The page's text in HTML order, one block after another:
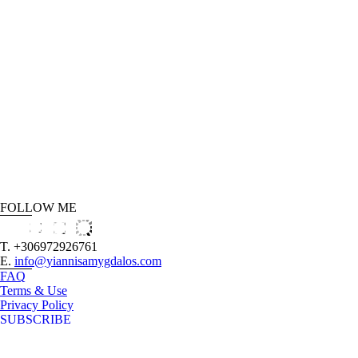
FOLLOW ME
T. +306972926761
E. info@yiannisamygdalos.com
FAQ
Terms & Use
Privacy Policy
SUBSCRIBE